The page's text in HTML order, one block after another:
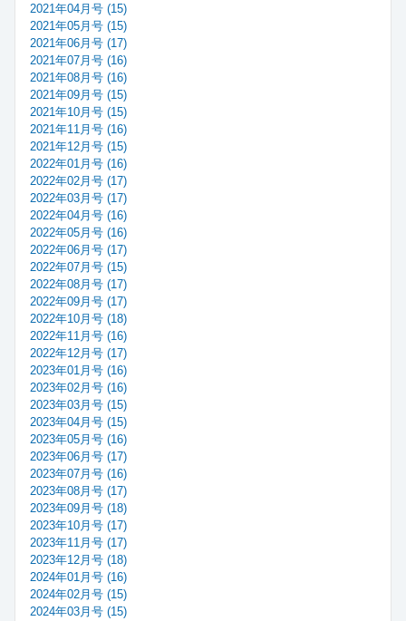
2021年04月号 (15)
2021年05月号 (15)
2021年06月号 (17)
2021年07月号 (16)
2021年08月号 (16)
2021年09月号 (15)
2021年10月号 (15)
2021年11月号 (16)
2021年12月号 (15)
2022年01月号 (16)
2022年02月号 (17)
2022年03月号 (17)
2022年04月号 (16)
2022年05月号 (16)
2022年06月号 (17)
2022年07月号 (15)
2022年08月号 (17)
2022年09月号 (17)
2022年10月号 (18)
2022年11月号 (16)
2022年12月号 (17)
2023年01月号 (16)
2023年02月号 (16)
2023年03月号 (15)
2023年04月号 (15)
2023年05月号 (16)
2023年06月号 (17)
2023年07月号 (16)
2023年08月号 (17)
2023年09月号 (18)
2023年10月号 (17)
2023年11月号 (17)
2023年12月号 (18)
2024年01月号 (16)
2024年02月号 (15)
2024年03月号 (15)